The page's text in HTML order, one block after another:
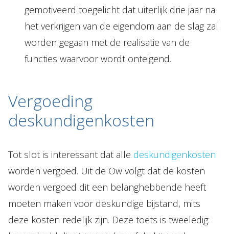
gemotiveerd toegelicht dat uiterlijk drie jaar na
het verkrijgen van de eigendom aan de slag zal
worden gegaan met de realisatie van de
functies waarvoor wordt onteigend.
Vergoeding
deskundigenkosten
Tot slot is interessant dat alle deskundigenkosten
worden vergoed. Uit de Ow volgt dat de kosten
worden vergoed dit een belanghebbende heeft
moeten maken voor deskundige bijstand, mits
deze kosten redelijk zijn. Deze toets is tweeledig: